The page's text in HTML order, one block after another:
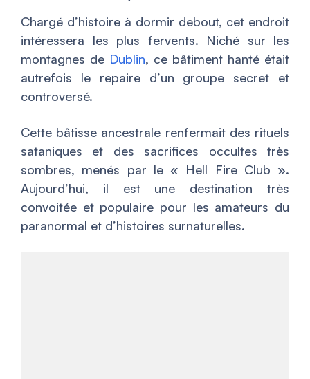
Chargé d’histoire à dormir debout, cet endroit
intéressera les plus fervents. Niché sur les
montagnes de Dublin, ce bâtiment hanté était
autrefois le repaire d’un groupe secret et
controversé.
Cette bâtisse ancestrale renfermait des rituels
sataniques et des sacrifices occultes très
sombres, menés par le « Hell Fire Club ».
Aujourd’hui, il est une destination très
convoitée et populaire pour les amateurs du
paranormal et d’histoires surnaturelles.